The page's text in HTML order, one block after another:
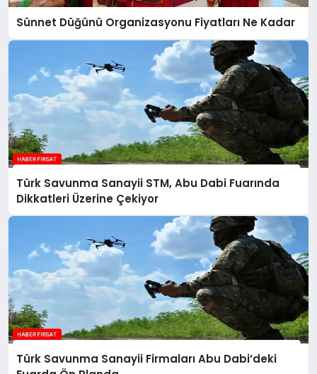
Sünnet Düğünü Organizasyonu Fiyatları Ne Kadar
Türk Savunma Sanayii STM, Abu Dabi Fuarında
Dikkatleri Üzerine Çekiyor
Türk Savunma Sanayii Firmaları Abu Dabi’deki